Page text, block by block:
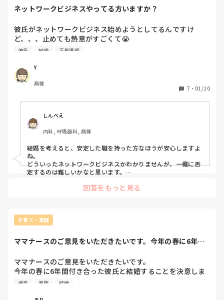
ネットワークビジネスやってる方いますか？
彼氏がネットワークビジネス始めようとしてるんですけ
ど、、、止めても熱意がすごくて😭
私も偏見があるのでやって欲しくないと思ってるところでは
考えてたので、、、
彼氏 結婚 正看護師
Y
病棟
7 ・ 01/10
しんべえ
内科, 呼吸器科, 病棟
結婚を考えると、安定した職を持った方なほうが安心しますよ
ね。
どういったネットワークビジネスかわかりませんが、一概に否
定するのは難しいかなと思います。
たネットワークビジネスが具体的に聞いて、yさんの視点で良
回答をもっと見る
子育て・家庭
ママナースのご意見をいただきたいです。今年の春に6年間
ママナースのご意見をいただきたいです。
今年の春に6年間付き合った彼氏と結婚することを決意しま
した。相手は公務員で中学の先生です。県外の学校で勤めて
彼氏 家族 結婚